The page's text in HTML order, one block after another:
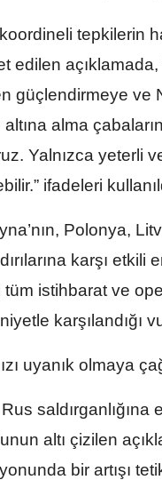
tepkilerin
açıklamada,
güçlendirmeye ve
altına alma
Yalnızca yeterli
ifadeleri
Polonya,
karşı
tüm istihbarat ve
karşılandığı
uyanık olmaya
saldırganlığına
altı çizilen
bir artışı